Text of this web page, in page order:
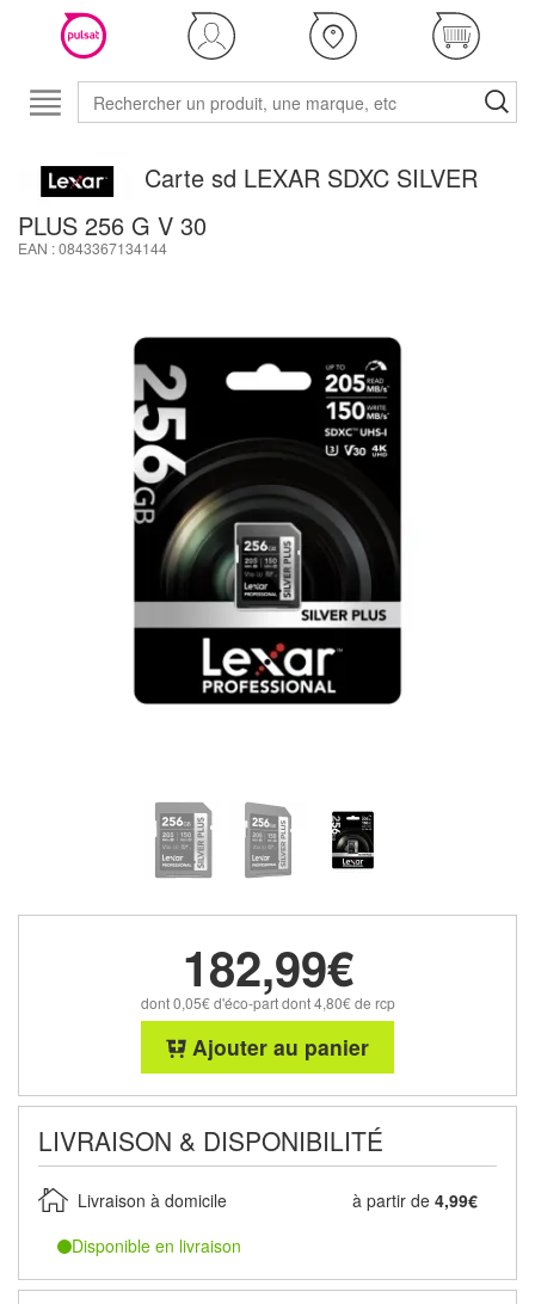
Carte sd LEXAR SDXC SILVER
PLUS 256 G V 30
EAN : 0843367134144
182,99€
dont 0,05€ d'éco-part dont 4,80€ de rcp
Ajouter au panier
LIVRAISON & DISPONIBILITÉ
Livraison à domicile à partir de 4,99€
Disponible en livraison